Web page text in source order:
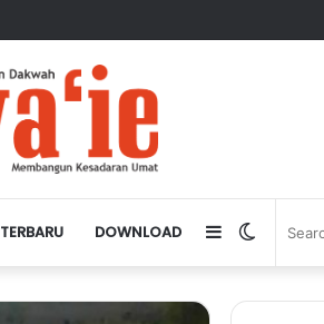
TERBARU DOWNLOAD Switch
skin
Sidebar